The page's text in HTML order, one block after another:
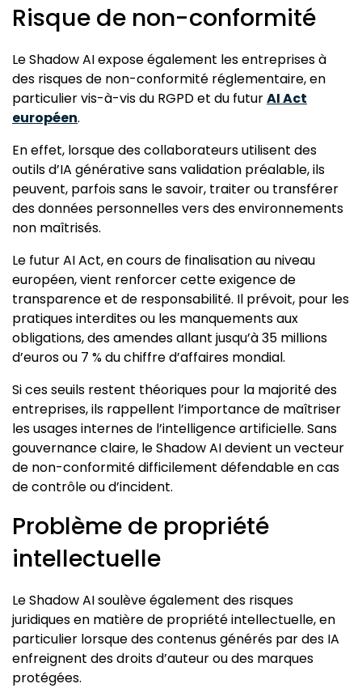
Risque de non-conformité
Le Shadow AI expose également les entreprises à
des risques de non-conformité réglementaire, en
particulier vis-à-vis du RGPD et du futurAI Act
européen.
En effet, lorsque des collaborateurs utilisent des
outils d’IA générative sans validation préalable, ils
peuvent, parfois sans le savoir, traiter ou transférer
des données personnelles vers des environnements
non maîtrisés.
Le futur AI Act, en cours de finalisation au niveau
européen, vient renforcer cette exigence de
transparence et de responsabilité. Il prévoit, pour les
pratiques interdites ou les manquements aux
obligations, des amendes allant jusqu’à 35 millions
d’euros ou 7 % du chiffre d’affaires mondial.
Si ces seuils restent théoriques pour la majorité des
entreprises, ils rappellent l’importance de maîtriser
les usages internes de l’intelligence artificielle. Sans
gouvernance claire, le Shadow AI devient un vecteur
de non-conformité difficilement défendable en cas
de contrôle ou d’incident.
Problème de propriété
intellectuelle
Le Shadow AI soulève également des risques
juridiques en matière de propriété intellectuelle, en
particulier lorsque des contenus générés par des IA
enfreignent des droits d’auteur ou des marques
protégées.